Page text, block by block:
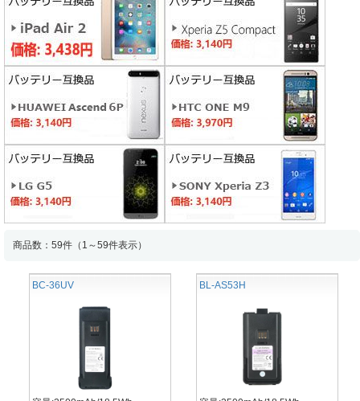
商品数：59件（1～59件表示）
BC-36UV BL-AS53H